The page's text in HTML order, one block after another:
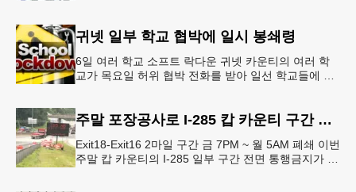
귀넷 일부 학교 협박에 일시 봉쇄령
6일 여러 학교 소프트 락다운 귀넷 카운티의 여러 학
교가 목요일 허위 협박 전화를 받아 일선 학교들에 일
주말 포장공사로 I-285 캅 카운티 구간 통행금지
Exit18-Exit16 2마일 구간 금 7PM ~ 월 5AM 폐쇄 이번
주말 캅 카운티의 I-285 일부 구간 전면 통행금지가 시